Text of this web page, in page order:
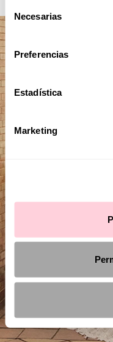
de
consentimiento
Necesarias
Preferencias
Estadística
Marketing